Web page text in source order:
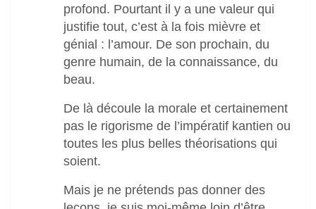
profond. Pourtant il y a une valeur qui
justifie tout, c’est à la fois mièvre et
génial : l’amour. De son prochain, du
genre humain, de la connaissance, du
beau.
De là découle la morale et certainement
pas le rigorisme de l’impératif kantien ou
toutes les plus belles théorisations qui
soient.
Mais je ne prétends pas donner des